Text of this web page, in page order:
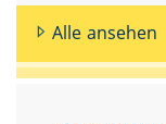
Alle ansehen